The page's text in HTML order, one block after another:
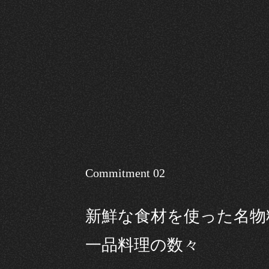
Commitment 02
新鮮な食材を使った名
一品料理の数々​​​​​​​